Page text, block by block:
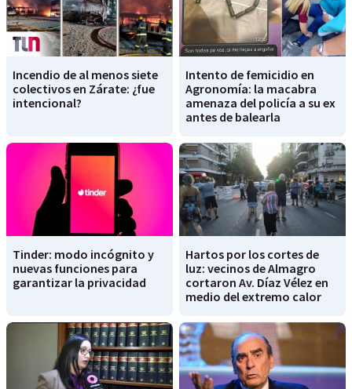
Incendio de al menos siete
colectivos en Zárate: ¿fue
intencional?
Intento de femicidio en
Agronomía: la macabra
amenaza del policía a su ex
antes de balearla
Tinder: modo incógnito y
nuevas funciones para
garantizar la privacidad
Hartos por los cortes de
luz: vecinos de Almagro
cortaron Av. Díaz Vélez en
medio del extremo calor